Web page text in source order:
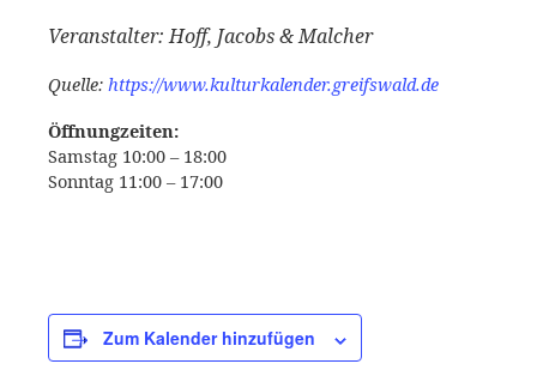
Veranstalter: Hoff, Jacobs & Malcher
Quelle:https://www.kulturkalender.greifswald.de
Öffnungzeiten:
Samstag 10:00 – 18:00
Sonntag 11:00 – 17:00
Zum Kalender hinzufügen